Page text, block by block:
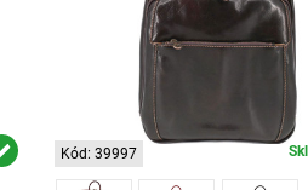
Kód: 39997